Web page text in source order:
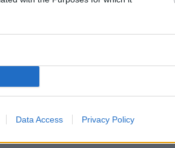
Data Access Privacy Policy
είκοσι τέσσερα
του 1996, όπου η Τουρκία,
μία από τις δύο
Newsκαι μάθετε πρώτοι όλες